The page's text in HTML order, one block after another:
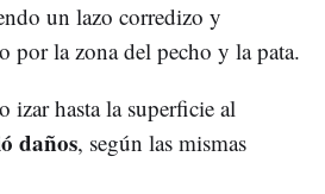
un lazo corredizo y
por la zona del pecho y la pata.
izar hasta la superficie al
daños, según las mismas